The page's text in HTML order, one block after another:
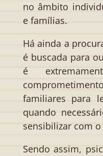
no âmbito
e famílias.
Há ainda a
é buscada para
é
familiares para
quando
sensibilizar com
Sendo assim,